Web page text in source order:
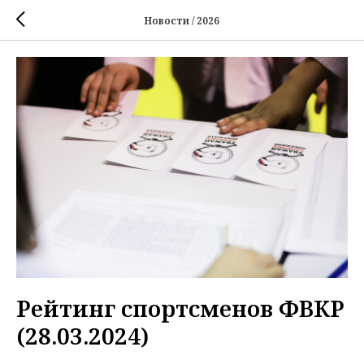
Новости / 2026
Рейтинг спортсменов ФВКР
(28.03.2024)